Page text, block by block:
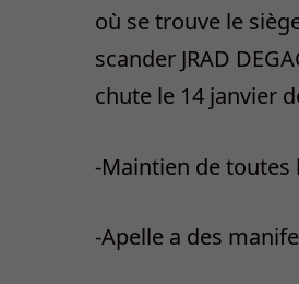
où se trouve le
scander JRAD
chute le 14 janvier
-Maintien de toutes
-Apelle a des